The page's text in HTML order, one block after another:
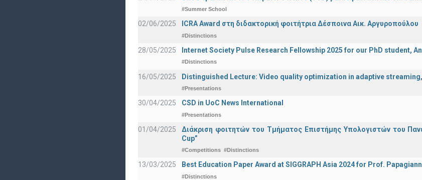
#Summer School
02/06/2025 ICRA Award στη διδακτορική φοιτήτρια Δέσποινα Αικ. Αργυροπούλου
#Distinctions
28/05/2025 Internet Society Pulse Research Fellowship 2025 for our PhD student,
#Distinctions
16/05/2025 Distinguished Lecture: Video quality optimization in adaptive
#Presentations
30/04/2025 CSD in UoC News International
#Presentations
01/04/2025
Διάκριση φοιτητών του Τμήματος Επιστήμης Υπολογιστών του
Cup”
#Competitions #Distinctions
13/03/2025 Best Education Paper Award at SIGGRAPH Asia 2024 for Prof.
#Distinctions